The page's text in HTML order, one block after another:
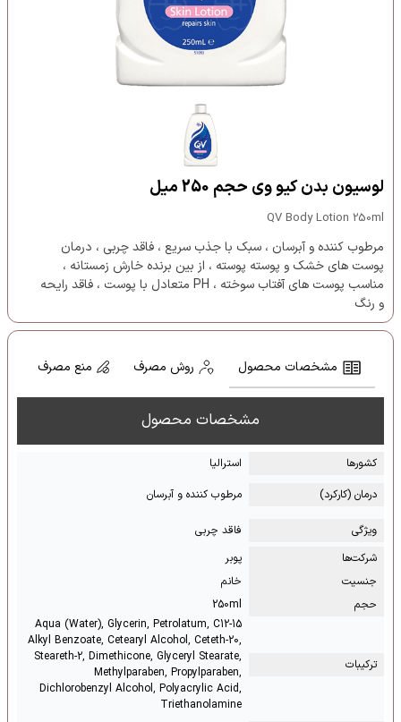
لوسیون بدن کیو وی حجم 250 میل
QV Body Lotion 250ml
مرطوب کننده و آبرسان ، سبک با جذب سریع ، فاقد چربی ، درمان
پوست های خشک و پوسته پوسته ، از بین برنده خارش زمستانه ،
مناسب پوست های آفتاب سوخته ، PH متعادل با پوست ، فاقد رایحه
و رنگ
مشخصات محصول روش مصرف منع مصرف
مشخصات محصول
کشور‌ها
استرالیا
درمان (کارکرد)
مرطوب کننده و آبرسان
ویژگی
فاقد چربی
شرکت‌ها
پوبر
جنسیت
خانم
حجم
250ml
ترکیبات
Aqua (Water), Glycerin, Petrolatum, C12-15
Alkyl Benzoate, Cetearyl Alcohol, Ceteth-20,
Steareth-2, Dimethicone, Glyceryl Stearate,
Methylparaben, Propylparaben,
Dichlorobenzyl Alcohol, Polyacrylic Acid,
Triethanolamine